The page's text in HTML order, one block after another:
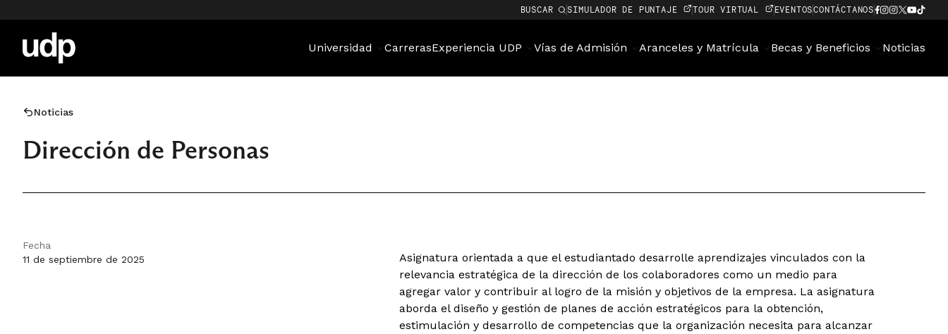
BUSCAR SIMULADOR DE PUNTAJE TOUR VIRTUAL EVENTOSCONTÁCTANOS
Universidad CarrerasExperiencia UDP Vías de Admisión Aranceles y Matrícula Becas y Beneficios Noticias
Noticias
Dirección de Personas
Fecha
11 de septiembre de 2025
Asignatura orientada a que el estudiantado desarrolle aprendizajes vinculados con la
relevancia estratégica de la dirección de los colaboradores como un medio para
agregar valor y contribuir al logro de la misión y objetivos de la empresa. La asignatura
aborda el diseño y gestión de planes de acción estratégicos para la obtención,
estimulación y desarrollo de competencias que la organización necesita para alcanzar